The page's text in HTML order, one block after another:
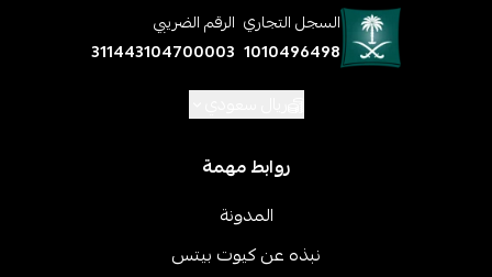
السجل التجاري
1010496498
الرقم الضريبي
311443104700003
روابط مهمة
المدونة
نبذه عن كيوت بيتس